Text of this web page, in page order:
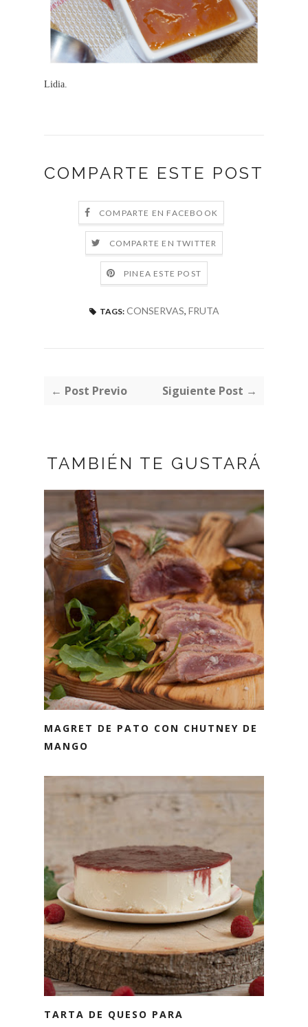
Lidia.
COMPARTE ESTE POST
COMPARTE EN FACEBOOK
COMPARTE EN TWITTER
PINEA ESTE POST
TAGS: CONSERVAS, FRUTA
← Post Previo Siguiente Post →
TAMBIÉN TE GUSTARÁ
MAGRET DE PATO CON CHUTNEY DE
MANGO
TARTA DE QUESO PARA